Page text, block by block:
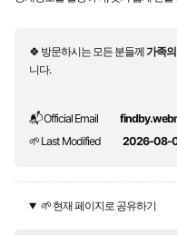
🍀 방문하시는 모든 분들께가족
니다.
📬 Official Email
🌱 Last Modified
2026-08-
🌱 현재 페이지로 공유하기